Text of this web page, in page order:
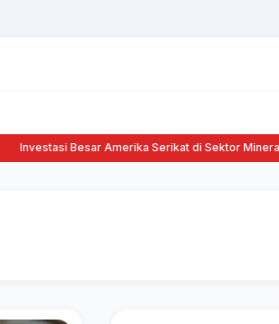
Investasi Besar Amerika Serikat di Sektor Mineral: